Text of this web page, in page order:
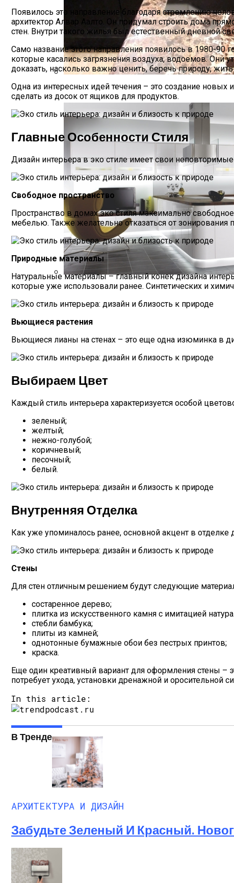
Каменные Столешницы – Преимущества
На Что Обратить Внимания При Выборе
Появилось это направление благодаря стремлению
архитектор Алвар Аалто. Он придумал строить дома
стен. Внутри такого жилья был естественный дневной
Само название этого направления появилось в 1980-90
которые касались загрязнения воздуха, водоемов.
доказать, насколько важно ценить, беречь природу,
Одна из интересных идей течения – это создание
сделать из досок от ящиков для продуктов.
Главные Особенности Стиля
Дизайн интерьера в эко стиле имеет свои
Свободное пространство
Пространство в домах эко стиля максимально
мебелью. Также желательно отказаться от зонирования
Природные материалы
Натуральные материалы – главный конек дизайна
которые уже использовали ранее. Синтетических и
Вьющиеся растения
Вьющиеся лианы на стенах – это еще одна изюминка в
Выбираем Цвет
Каждый стиль интерьера характеризуется особой
зеленый;
желтый;
нежно-голубой;
коричневый;
песочный;
белый.
Внутренняя Отделка
Как уже упоминалось ранее, основной акцент в
Стены
Для стен отличным решением будут следующие
состаренное дерево;
плитка из искусственного камня с имитацией
стебли бамбука;
плиты из камней;
однотонные бумажные обои без пестрых принтов;
краска.
Еще один креативный вариант для оформления стены –
потребует ухода, установки дренажной и оросительной
In this article:
В Тренде
АРХИТЕКТУРА И ДИЗАЙН
Забудьте Зеленый И Красный.